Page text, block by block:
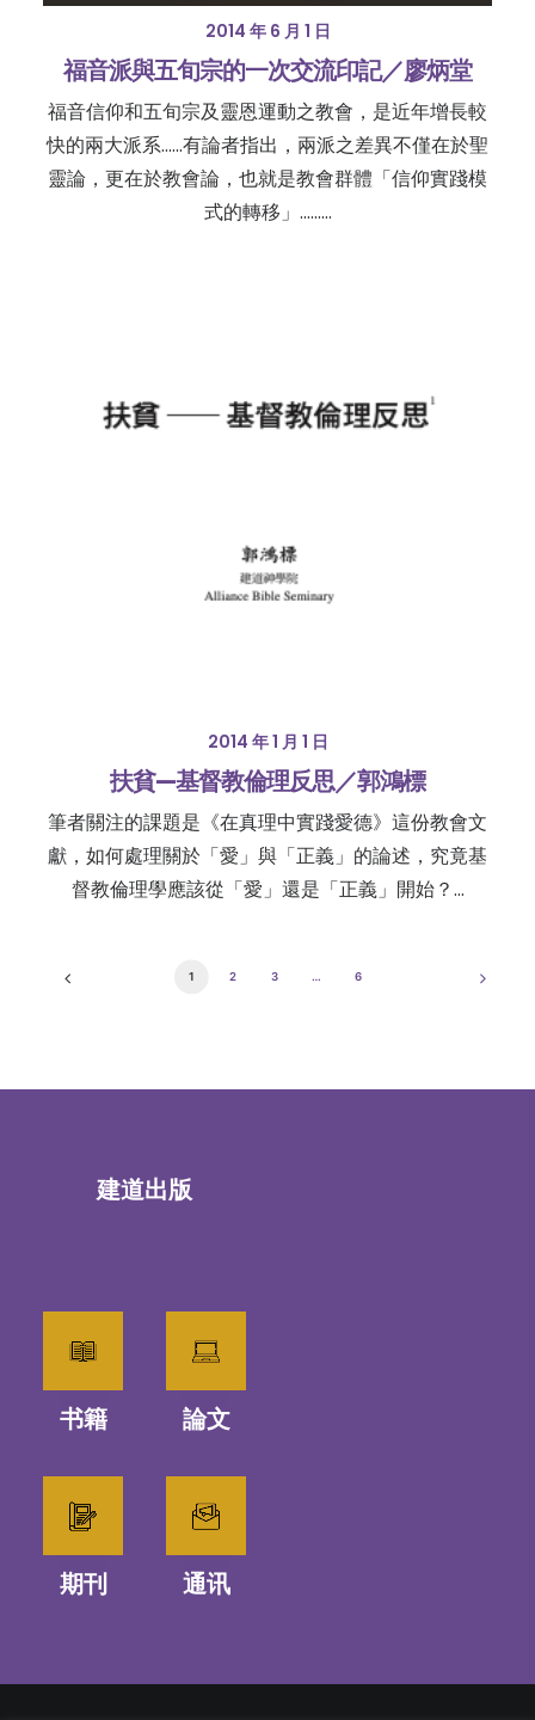
2014 年 6 月 1 日
福音派與五旬宗的一次交流印記／廖炳堂
福音信仰和五旬宗及靈恩運動之教會，是近年增長較
快的兩大派系......有論者指出，兩派之差異不僅在於聖
靈論，更在於教會論，也就是教會群體「信仰實踐模
式的轉移」......…
2014 年 1 月 1 日
扶貧—基督教倫理反思／郭鴻標
筆者關注的課題是《在真理中實踐愛德》這份教會文
獻，如何處理關於「愛」與「正義」的論述，究竟基
督教倫理學應該從「愛」還是「正義」開始？…
1 2 3 … 6
建道出版
书籍 論文
期刊 通讯